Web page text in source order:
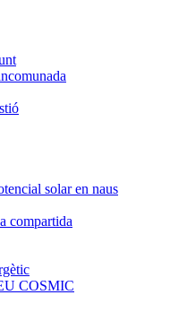
solar en naus
compartida
COSMIC